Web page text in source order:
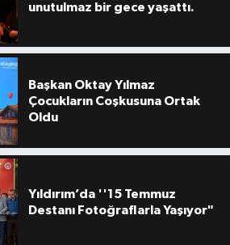
unutulmaz bir gece yaşattı.
Başkan Oktay Yılmaz
Çocukların Coşkusuna Ortak
Oldu
Yıldırım’da ''15 Temmuz
Destanı Fotoğraflarla Yaşıyor"